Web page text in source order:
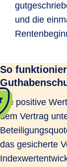
und die
So
Die positive
dem Vertrag
das gesicherte